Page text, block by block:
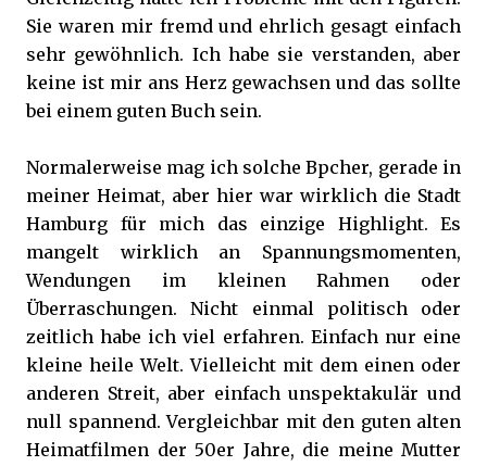
Sie waren mir fremd und ehrlich gesagt einfach
sehr gewöhnlich. Ich habe sie verstanden, aber
keine ist mir ans Herz gewachsen und das sollte
bei einem guten Buch sein.
Normalerweise mag ich solche Bpcher, gerade in
meiner Heimat, aber hier war wirklich die Stadt
Hamburg für mich das einzige Highlight. Es
mangelt wirklich an Spannungsmomenten,
Wendungen im kleinen Rahmen oder
Überraschungen. Nicht einmal politisch oder
zeitlich habe ich viel erfahren. Einfach nur eine
kleine heile Welt. Vielleicht mit dem einen oder
anderen Streit, aber einfach unspektakulär und
null spannend. Vergleichbar mit den guten alten
Heimatfilmen der 50er Jahre, die meine Mutter